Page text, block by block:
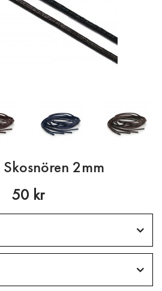
2mm
50 kr